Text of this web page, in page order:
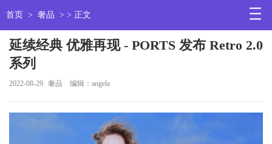
首页 > 奢品 > > 正文
延续经典 优雅再现 - PORTS 发布 Retro 2.0
系列
2022-08-29 奢品 编辑：angela